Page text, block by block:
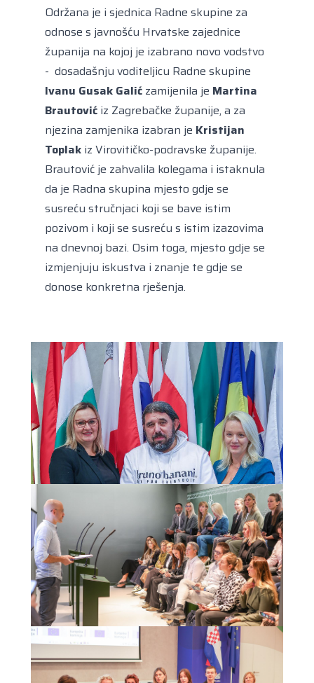
Održana je i sjednica Radne skupine za
odnose s javnošću Hrvatske zajednice
županija na kojoj je izabrano novo vodstvo
- dosadašnju voditeljicu Radne skupine
Ivanu Gusak Galić zamijenila je Martina
Brautović iz Zagrebačke županije, a za
njezina zamjenika izabran je Kristijan
Toplak iz Virovitičko-podravske županije.
Brautović je zahvalila kolegama i istaknula
da je Radna skupina mjesto gdje se
susreću stručnjaci koji se bave istim
pozivom i koji se susreću s istim izazovima
na dnevnoj bazi. Osim toga, mjesto gdje se
izmjenjuju iskustva i znanje te gdje se
donose konkretna rješenja.